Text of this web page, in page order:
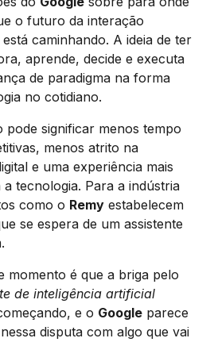
o futuro da interação
caminhando. A ideia de ter
aprende, decide e executa
de paradigma na forma
no cotidiano.
pode significar menos tempo
menos atrito na
e uma experiência mais
tecnologia. Para a indústria
como o Remy estabelecem
se espera de um assistente
momento é que a briga pelo
de inteligência artificial
e o Google parece
disputa com algo que vai